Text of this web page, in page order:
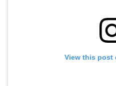
View this post